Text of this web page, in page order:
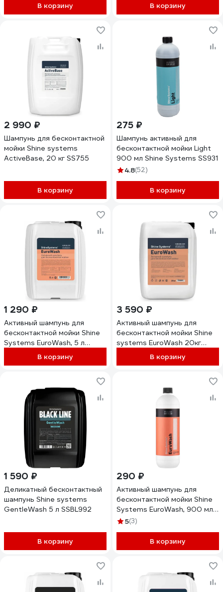
В корзину В корзину
2 990 ₽
Шампунь для бесконтактной
мойки Shine systems
ActiveBase, 20 кг SS755
В корзину
275 ₽
Шампунь активный для
бесконтактной мойки Light
900 мл Shine Systems SS931
4.8(52)
В корзину
1 290 ₽
Активный шампунь для
бесконтактной мойки Shine
Systems EuroWash, 5 л
В корзину
3 590 ₽
Активный шампунь для
бесконтактной мойки Shine
systems EuroWash 20кг
В корзину
1 590 ₽
Деликатный бесконтактный
шампунь Shine systems
GentleWash 5 л SSBL992
В корзину
290 ₽
Активный шампунь для
бесконтактной мойки Shine
Systems EuroWash, 900 мл
SS939
5(3)
В корзину